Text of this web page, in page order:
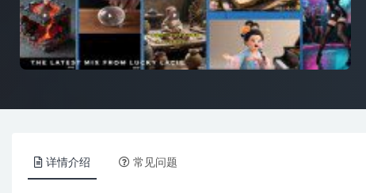
详情介绍 常见问题